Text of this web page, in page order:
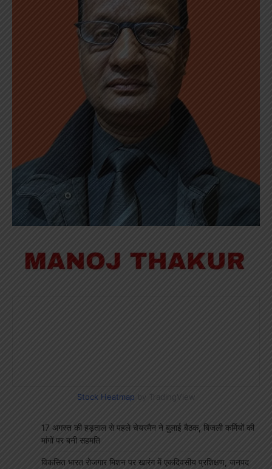
Stock Heatmap by TradingView
17 अगस्त की हड़ताल से पहले चेयरमैन ने बुलाई बैठक, बिजली कर्मियों की
मांगों पर बनी सहमति
विकसित भारत रोजगार मिशन पर खारंग में एकदिवसीय प्रशिक्षण, जनपद